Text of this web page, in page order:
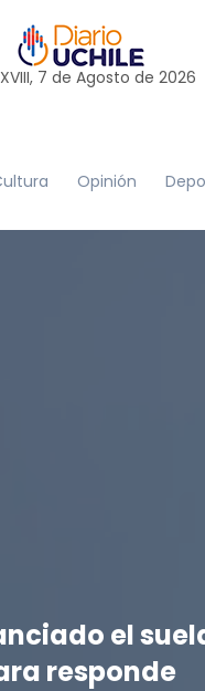
7 de Agosto de 2026
Opinión
el
responde